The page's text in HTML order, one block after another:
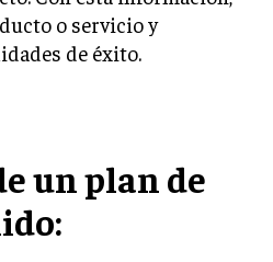
Y RESPONSABILIDAD
Vega
o servicio y
de éxito.
un plan de